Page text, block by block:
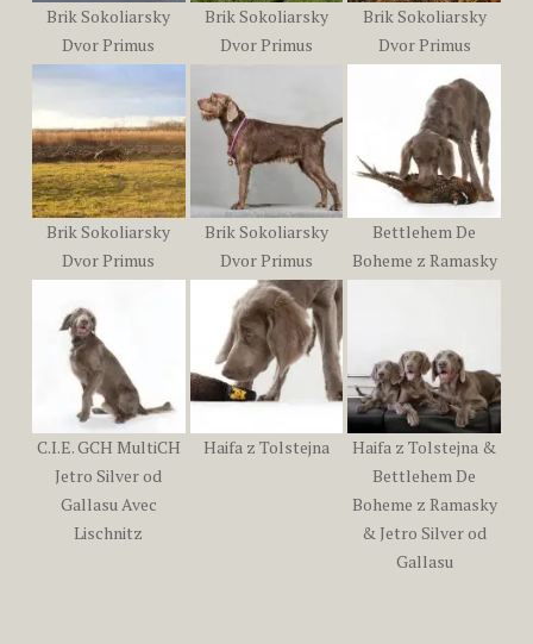
Brik Sokoliarsky
Dvor Primus
Brik Sokoliarsky
Dvor Primus
Brik Sokoliarsky
Dvor Primus
Brik Sokoliarsky
Dvor Primus
Brik Sokoliarsky
Dvor Primus
Bettlehem De
Boheme z Ramasky
C.I.E. GCH MultiCH
Jetro Silver od
Gallasu Avec
Lischnitz
Haifa z Tolstejna
Haifa z Tolstejna &
Bettlehem De
Boheme z Ramasky
& Jetro Silver od
Gallasu